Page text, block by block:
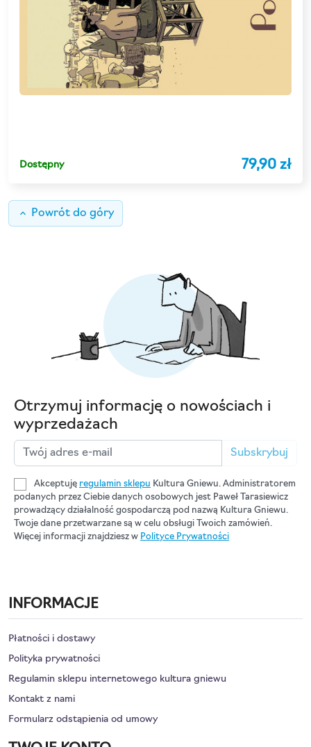
Dostępny 79,90 zł
keyboard_arrow_up Powrót do góry
Otrzymuj informację o nowościach i
wyprzedażach
Subskrybuj
Akceptuję regulamin sklepu Kultura Gniewu. Administratorem
podanych przez Ciebie danych osobowych jest Paweł Tarasiewicz
prowadzący działalność gospodarczą pod nazwą Kultura Gniewu.
Twoje dane przetwarzane są w celu obsługi Twoich zamówień.
Więcej informacji znajdziesz w Polityce Prywatności
INFORMACJE
Płatności i dostawy
Polityka prywatności
Regulamin sklepu internetowego kultura gniewu
Kontakt z nami
Formularz odstąpienia od umowy